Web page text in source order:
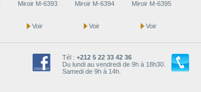
Miroir M-6393
Voir
Miroir M-6394
Voir
Miroir M-6395
Voir
Tél : +212 5 22 33 42 36
Du lundi au vendredi de 9h à 18h30.
Samedi de 9h à 14h.